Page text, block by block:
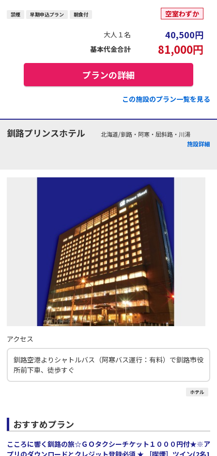
禁煙 早期申込プラン 朝食付 空室わずか
大人１名 40,500円
基本代金合計 81,000円
プランの詳細
この施設のプラン一覧を見る
釧路プリンスホテル
北海道/釧路・阿寒・屈斜路・川湯
施設詳細
アクセス
釧路空港よりシャトルバス（阿寒バス運行：有料）で釧路市役
所前下車、徒歩すぐ
ホテル
おすすめプラン
こころに響く釧路の旅☆ＧＯタクシーチケット１０００円付★※ア
プリのダウンロードとクレジット登録必須 ★ ［喫煙］ツイン(2名1